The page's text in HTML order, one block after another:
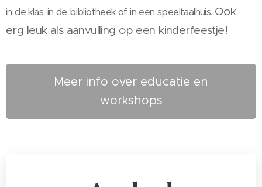
in de klas, in de bibliotheek of in een speeltaalhuis. Ook
erg leuk als aanvulling op een kinderfeestje!
Meer info over educatie en
workshops